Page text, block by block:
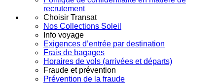
recrutement
Choisir Transat
Nos Collections Soleil
Info voyage
Exigences d’entrée par destination
Frais de bagages
Horaires de vols (arrivées et départs)
Fraude et prévention
Prévention de la fraude